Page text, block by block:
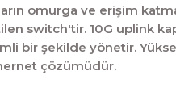
omurga ve erişim
switch'tir. 10G uplink
bir şekilde yönetir.
çözümüdür.